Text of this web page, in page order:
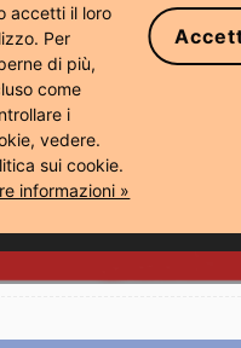
con filo
fatti di lenza al
corpo.
accetti il ​​loro
Per
di più,
come
i
vedere.
sui cookie.
informazioni »